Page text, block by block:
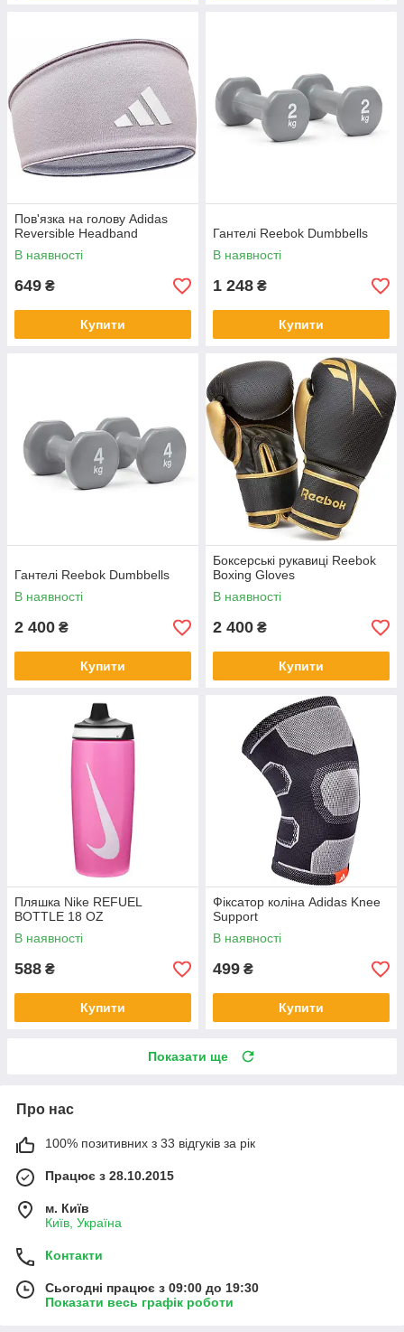
Пов'язка на голову Adidas
Reversible Headband
В наявності
649 ₴
Купити
Гантелі Reebok Dumbbells
В наявності
1 248 ₴
Купити
Гантелі Reebok Dumbbells
В наявності
2 400 ₴
Купити
Боксерські рукавиці Reebok
Boxing Gloves
В наявності
2 400 ₴
Купити
Пляшка Nike REFUEL
BOTTLE 18 OZ
В наявності
588 ₴
Купити
Фіксатор коліна Adidas Knee
Support
В наявності
499 ₴
Купити
Показати ще
Про нас
100% позитивних з 33 відгуків за рік
Працює з 28.10.2015
м. Київ
Київ, Україна
Контакти
Сьогодні працює з 09:00 до 19:30
Показати весь графік роботи